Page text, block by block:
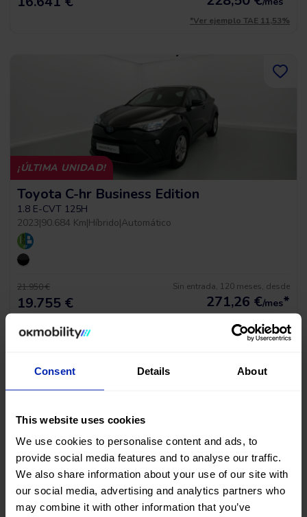
Consent Details About
This website uses cookies
We use cookies to personalise content and ads, to
provide social media features and to analyse our traffic.
We also share information about your use of our site with
our social media, advertising and analytics partners who
may combine it with other information that you’ve
*Ver ejemplo TAE 11,53%
¡ÚLTIMA UNIDAD!
Toyota C-hr Business Edition
1.8 E-CVT 125H
2023|90.684 Km|Híbrido|Automático
21.950 €
19.755 €
Sin entrada, 120 meses, desde
271,26 €/mes*
*Ver ejemplo TAE 11,53%
Tesla Model Y Long Range Awd
MOTOR DUAL AWD 510